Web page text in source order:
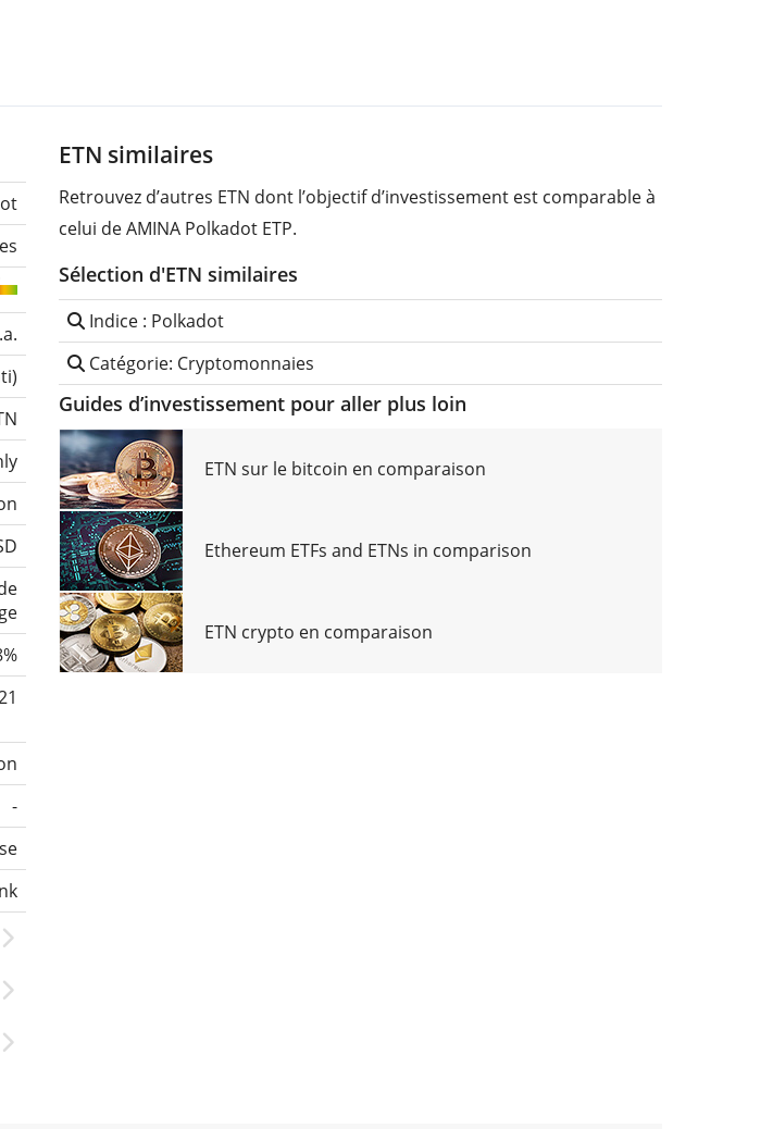
)
-
ETN similaires
Retrouvez d’autres ETN dont l’objectif d’investissement est comparable à
celui de AMINA Polkadot ETP.
Sélection d'ETN similaires
Indice : Polkadot
Catégorie: Cryptomonnaies
Guides d’investissement pour aller plus loin
ETN sur le bitcoin en comparaison
Ethereum ETFs and ETNs in comparison
ETN crypto en comparaison